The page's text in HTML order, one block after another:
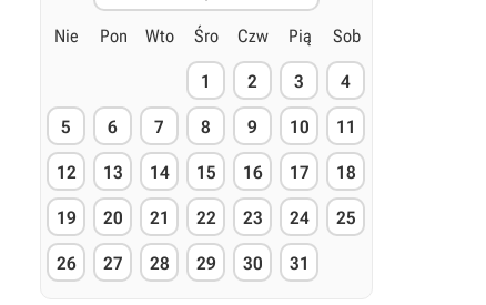
Nie Pon Wto Śro Czw Pią Sob
1 2 3 4
5 6 7 8 9 10 11
12 13 14 15 16 17 18
19 20 21 22 23 24 25
26 27 28 29 30 31